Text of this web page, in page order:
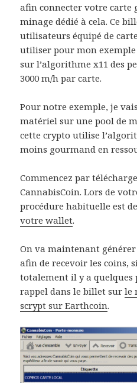
afin connecter votre carte
minage dédié à cela. Ce
utilisateurs équipé de
utiliser pour mon exemple
sur l’algorithme x11 des
3000 m/h par carte.
Pour notre exemple, je
matériel sur une pool de
cette crypto utilise
moins gourmand en
Commencez par
CannabisCoin. Lors de
procédure habituelle est
votre wallet.
On va maintenant
afin de recevoir les coins,
totalement il y a quelques
rappel dans le billet surle
scrypt sur Earthcoin.